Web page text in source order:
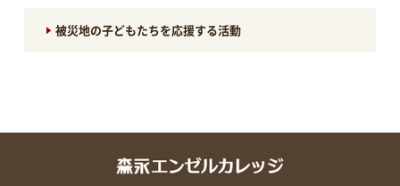
被災地の子どもたちを応援する活動